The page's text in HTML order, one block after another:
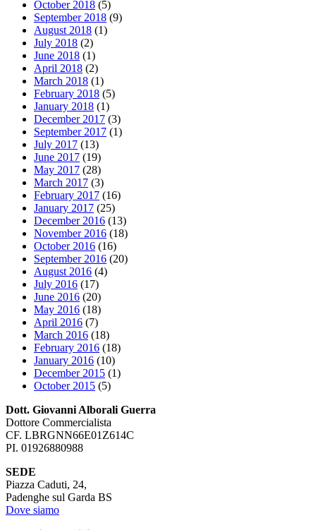
October 2018 (5)
September 2018 (9)
August 2018 (1)
July 2018 (2)
June 2018 (1)
April 2018 (2)
March 2018 (1)
February 2018 (5)
January 2018 (1)
December 2017 (3)
September 2017 (1)
July 2017 (13)
June 2017 (19)
May 2017 (28)
March 2017 (3)
February 2017 (16)
January 2017 (25)
December 2016 (13)
November 2016 (18)
October 2016 (16)
September 2016 (20)
August 2016 (4)
July 2016 (17)
June 2016 (20)
May 2016 (18)
April 2016 (7)
March 2016 (18)
February 2016 (18)
January 2016 (10)
December 2015 (1)
October 2015 (5)
Dott. Giovanni Alborali Guerra
Dottore Commercialista
CF. LBRGNN66E01Z614C
PI. 01926880988
SEDE
Piazza Caduti, 24,
Padenghe sul Garda BS
Dove siamo